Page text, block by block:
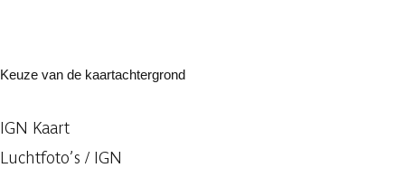
Keuze van de kaartachtergrond
IGN Kaart
Luchtfoto’s / IGN